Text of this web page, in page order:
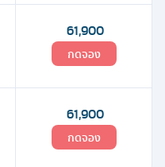
61,900
กดจอง
61,900
กดจอง